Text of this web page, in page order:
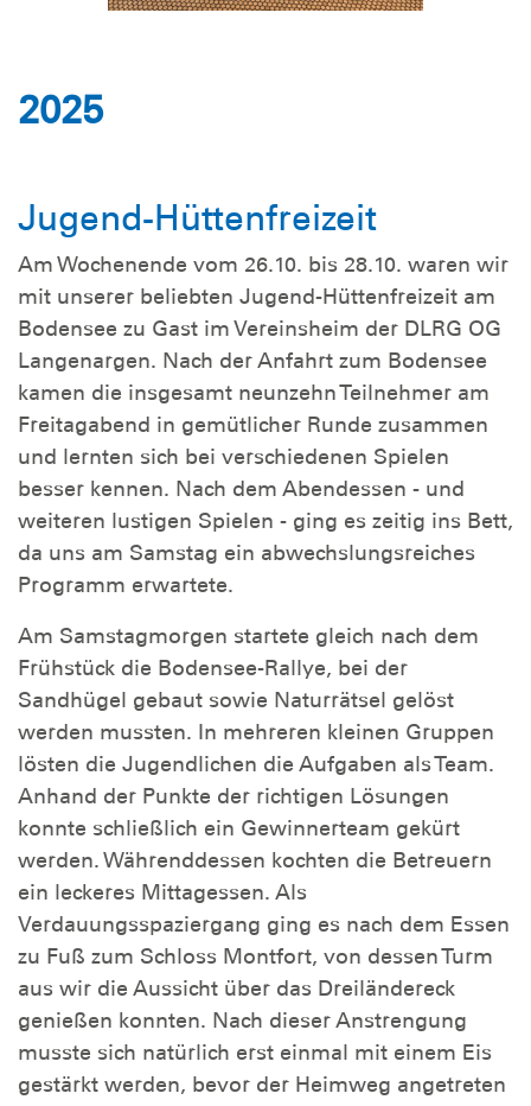
2025
Jugend-Hüttenfreizeit
Am Wochenende vom 26.10. bis 28.10. waren wir
mit unserer beliebten Jugend-Hüttenfreizeit am
Bodensee zu Gast im Vereinsheim der DLRG OG
Langenargen. Nach der Anfahrt zum Bodensee
kamen die insgesamt neunzehn Teilnehmer am
Freitagabend in gemütlicher Runde zusammen
und lernten sich bei verschiedenen Spielen
besser kennen. Nach dem Abendessen - und
weiteren lustigen Spielen - ging es zeitig ins Bett,
da uns am Samstag ein abwechslungsreiches
Programm erwartete.
Am Samstagmorgen startete gleich nach dem
Frühstück die Bodensee-Rallye, bei der
Sandhügel gebaut sowie Naturrätsel gelöst
werden mussten. In mehreren kleinen Gruppen
lösten die Jugendlichen die Aufgaben als Team.
Anhand der Punkte der richtigen Lösungen
konnte schließlich ein Gewinnerteam gekürt
werden. Währenddessen kochten die Betreuern
ein leckeres Mittagessen. Als
Verdauungsspaziergang ging es nach dem Essen
zu Fuß zum Schloss Montfort, von dessen Turm
aus wir die Aussicht über das Dreiländereck
genießen konnten. Nach dieser Anstrengung
musste sich natürlich erst einmal mit einem Eis
gestärkt werden, bevor der Heimweg angetreten